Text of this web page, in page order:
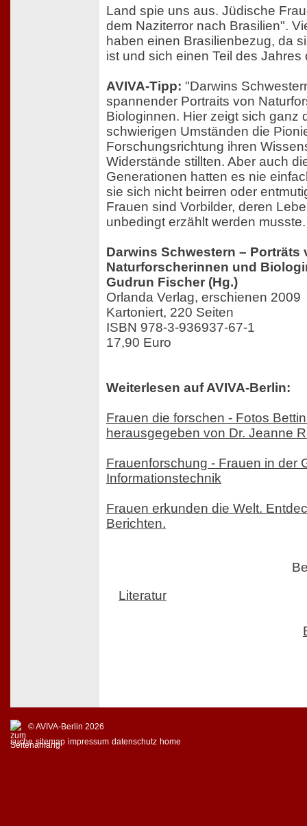
Land spie uns aus. Jüdische
dem Naziterror nach Brasilien".
haben einen Brasilienbezug, da
ist und sich einen Teil des Jahres
AVIVA-Tipp: "Darwins
spannender Portraits von
Biologinnen. Hier zeigt sich ganz
schwierigen Umständen die
Forschungsrichtung ihren
Widerstände stillten. Aber auch
Generationen hatten es nie
sie sich nicht beirren oder
Frauen sind Vorbilder, deren
unbedingt erzählt werden musste.
Darwins Schwestern – Porträts
Naturforscherinnen und
Gudrun Fischer (Hg.)
Orlanda Verlag, erschienen 2009
Kartoniert, 220 Seiten
ISBN 978-3-936937-67-1
17,90 Euro
Weiterlesen auf AVIVA-Berlin:
Frauen die forschen - Fotos
herausgegeben von Dr. Jeanne
Frauenforschung - Frauen in der
Informationstechnik
Frauen erkunden die Welt.
Berichten.
Literatur
© AVIVA-Berlin 2026
suche sitemap impressum datenschutz home